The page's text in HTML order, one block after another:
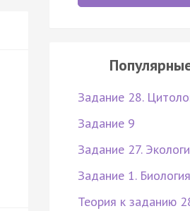
Задание 28.
Задание 9
Задание 27.
Задание 1.
Теория к заданию